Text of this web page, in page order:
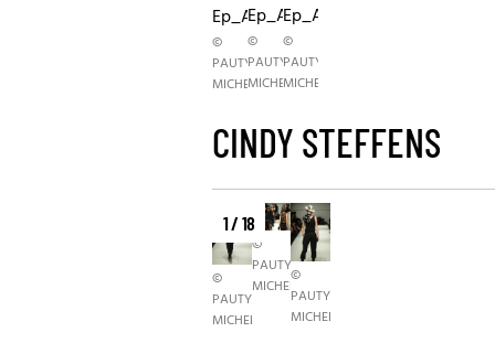
Ep_Anoui
©
PAUTY
MICHELE
Ep_Anoui
©
PAUTY
MICHELE
Ep_Anoui
©
PAUTY
MICHELE
CINDY STEFFENS
1 / 18
©
PAUTY
MICHELE
©
PAUTY
MICHELE
©
PAUTY
MICHELE